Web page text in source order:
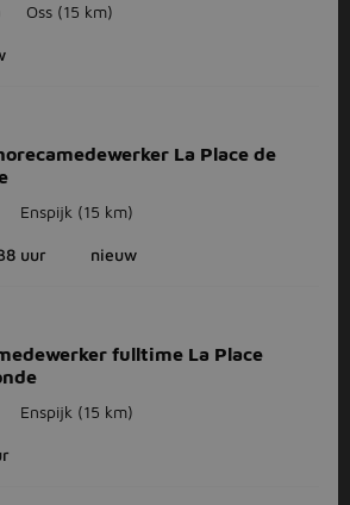
Oss (15 km)
La Place de
Enspijk (15 km)
uur nieuw
fulltime La Place
Enspijk (15 km)